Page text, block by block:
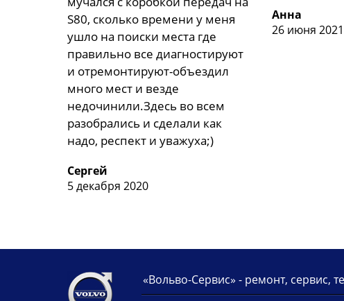
S80, сколько времени у меня
ушло на поиски места где
правильно все диагностируют
и отремонтируют-объездил
много мест и везде
недочинили.Здесь во всем
разобрались и сделали как
надо, респект и уважуха;)
Сергей
5 декабря 2020
Анна
26 июня 2021
«Вольво-Сервис» - ремонт, сервис,